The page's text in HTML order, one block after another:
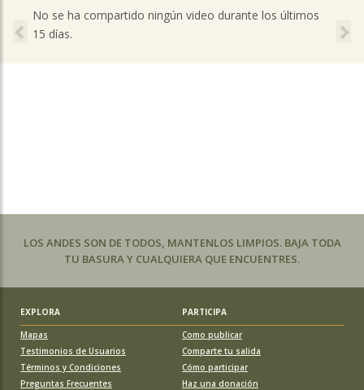
No se ha compartido ningún video durante los últimos
15 días.
Previous
LOS ANDES SON DE TODOS, MANTENLOS LIMPIOS. BAJA TODA
TU BASURA Y CUALQUIERA QUE ENCUENTRES.
EXPLORA
PARTICIPA
Mapas
Testimonios de Usuarios
Términos y Condiciones
Preguntas Frecuentes
Como publicar
Comparte tu salida
Cómo participar
Haz una donación